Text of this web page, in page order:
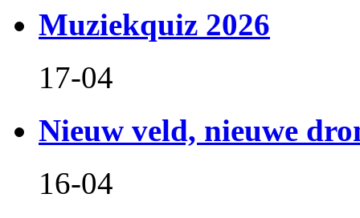
Muziekquiz 2026
17-04
Nieuw veld, nieuwe
16-04